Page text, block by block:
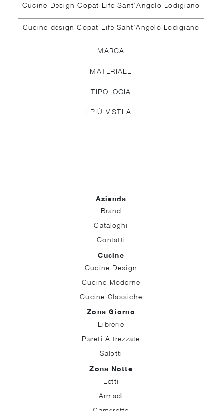
Cucine Design Copat Life Sant'Angelo Lodigiano
Cucine design Copat Life Sant'Angelo Lodigiano
MARCA
MATERIALE
TIPOLOGIA
I PIÙ VISTI A :
Azienda
Brand
Cataloghi
Contatti
Cucine
Cucine Design
Cucine Moderne
Cucine Classiche
Zona Giorno
Librerie
Pareti Attrezzate
Salotti
Zona Notte
Letti
Armadi